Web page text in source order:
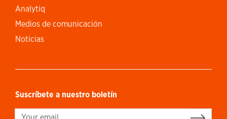
Analytiq
Medios de comunicación
Noticias
Suscríbete a nuestro boletín
Sign up